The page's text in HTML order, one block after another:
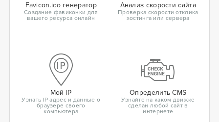
Favicon.ico генератор
Создание фавиконки для
вашего ресурса онлайн
Анализ скорости сайта
Проверка скорости отклика
хостинга или сервера
Мой IP
Узнать IP адрес и данные о
браузере своего
компьютера
Определить CMS
Узнайте на каком движке
сделан любой сайт в
интернете